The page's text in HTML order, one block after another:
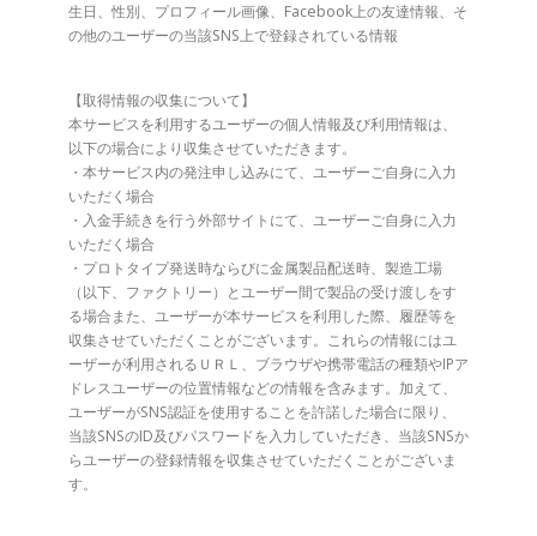
生日、性別、プロフィール画像、Facebook上の友達情報、そ
の他のユーザーの当該SNS上で登録されている情報
【取得情報の収集について】
本サービスを利用するユーザーの個人情報及び利用情報は、
以下の場合により収集させていただきます。
・本サービス内の発注申し込みにて、ユーザーご自身に入力
いただく場合
・入金手続きを行う外部サイトにて、ユーザーご自身に入力
いただく場合
・プロトタイプ発送時ならびに金属製品配送時、製造工場
（以下、ファクトリー）とユーザー間で製品の受け渡しをす
る場合また、ユーザーが本サービスを利用した際、履歴等を
収集させていただくことがございます。これらの情報にはユ
ーザーが利用されるＵＲＬ、ブラウザや携帯電話の種類やIPア
ドレスユーザーの位置情報などの情報を含みます。加えて、
ユーザーがSNS認証を使用することを許諾した場合に限り、
当該SNSのID及びパスワードを入力していただき、当該SNSか
らユーザーの登録情報を収集させていただくことがございま
す。